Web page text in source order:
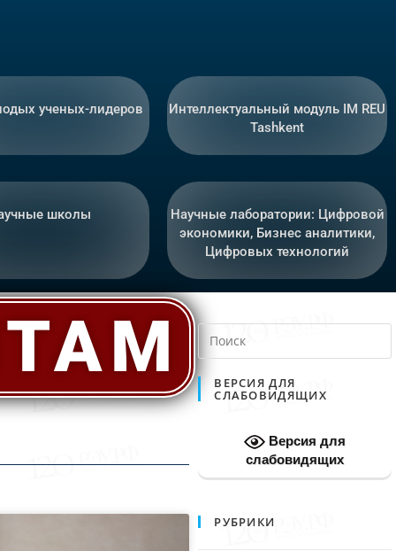
ученых-лидеров
Интеллектуальный модуль IM REU
Tashkent
школы
Научные лаборатории: Цифровой
экономики, Бизнес аналитики,
Цифровых технологий
ВЕРСИЯ ДЛЯ
СЛАБОВИДЯЩИХ
Версия для
слабовидящих
РУБРИКИ